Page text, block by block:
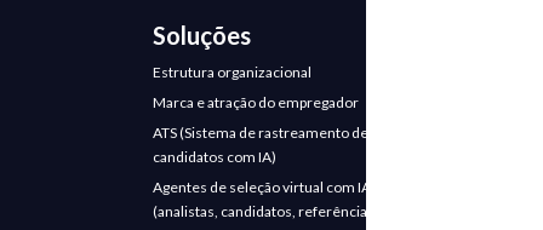
Soluções
Estrutura organizacional
Marca e atração do empregador
ATS (Sistema de rastreamento de
candidatos com IA)
Agentes de seleção virtual com IA
(analistas, candidatos, referências)